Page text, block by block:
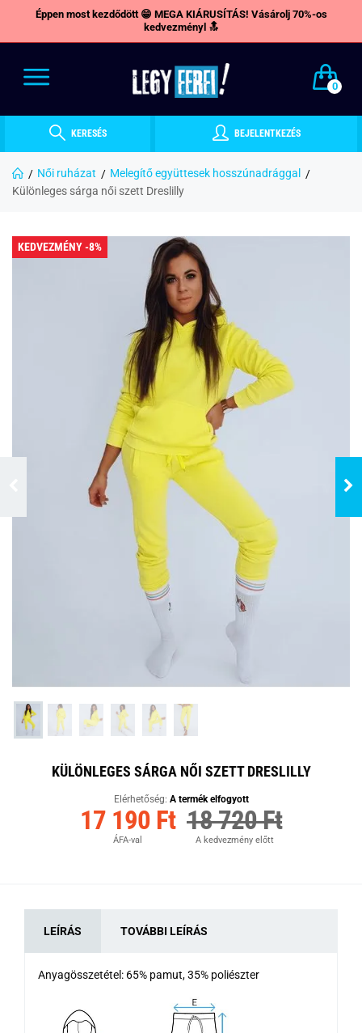
Éppen most kezdődött 😁 MEGA KIÁRUSÍTÁS! Vásárolj 70%-os
kedvezményl 🔝
0
KERESÉS BEJELENTKEZÉS
Női ruházat
Melegítő együttesek hosszúnadrággal
Különleges sárga női szett Dreslilly
KEDVEZMÉNY -8%
KÜLÖNLEGES SÁRGA NŐI SZETT DRESLILLY
Elérhetőség: A termék elfogyott
17 190 Ft
ÁFA-val
18 720 Ft
A kedvezmény előtt
LEÍRÁS TOVÁBBI LEÍRÁS
Anyagösszetétel: 65% pamut, 35% poliészter